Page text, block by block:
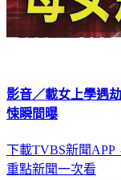
影音／載女上學遇
悚瞬間曝
下載TVBS新聞APP
重點新聞一次看